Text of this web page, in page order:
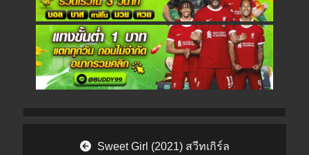
Post navigation
Sweet Girl (2021) สวีทเกิร์ล